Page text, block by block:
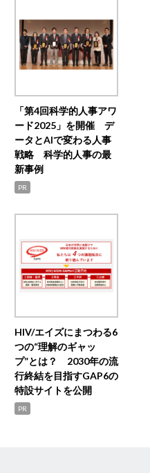
「第4回科学的人事アワ
ード2025」を開催 デ
ータとAIで変わる人事
戦略 科学的人事の最
新事例
PR
HIV/エイズにまつわる6
つの“理解のギャッ
プ”とは？ 2030年の流
行終結を目指すGAP6の
特設サイトを公開
PR